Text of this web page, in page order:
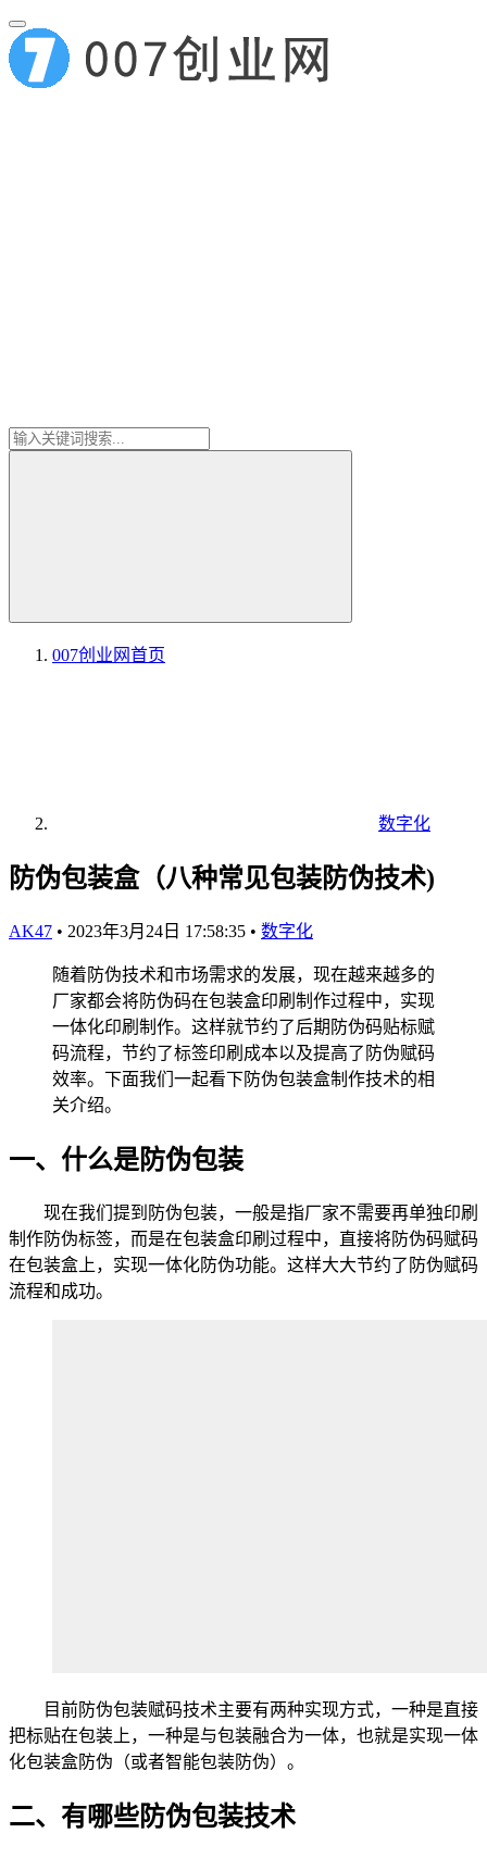
007创业网首页
数字化
防伪包装盒（八种常见包装防伪技术)
AK47 • 2023年3月24日 17:58:35 • 数字化
随着防伪技术和市场需求的发展，现在越来越多的
厂家都会将防伪码在包装盒印刷制作过程中，实现
一体化印刷制作。这样就节约了后期防伪码贴标赋
码流程，节约了标签印刷成本以及提高了防伪赋码
效率。下面我们一起看下防伪包装盒制作技术的相
关介绍。
一、什么是防伪包装
现在我们提到防伪包装，一般是指厂家不需要再单独印刷
制作防伪标签，而是在包装盒印刷过程中，直接将防伪码赋码
在包装盒上，实现一体化防伪功能。这样大大节约了防伪赋码
流程和成功。
目前防伪包装赋码技术主要有两种实现方式，一种是直接
把标贴在包装上，一种是与包装融合为一体，也就是实现一体
化包装盒防伪（或者智能包装防伪）。
二、有哪些防伪包装技术